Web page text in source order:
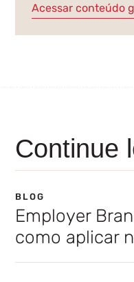
Acessar conteúdo
Continue
BLOG
Employer
como aplicar